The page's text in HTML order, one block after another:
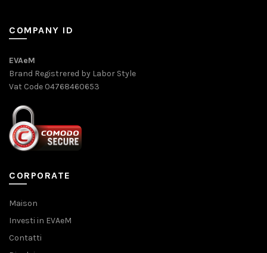
COMPANY ID
EVAeM
Brand Registrered by Labor Style
Vat Code 04768460653
CORPORATE
Maison
Investi in EVAeM
Contatti